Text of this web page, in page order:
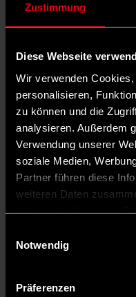
Zustimmung
Diese Webseite
Wir verwenden
personalisieren,
zu können und die
analysieren. Außerdem
Verwendung unserer
soziale Medien,
Partner führen diese
weiteren Daten
Notwendig
Präferenzen